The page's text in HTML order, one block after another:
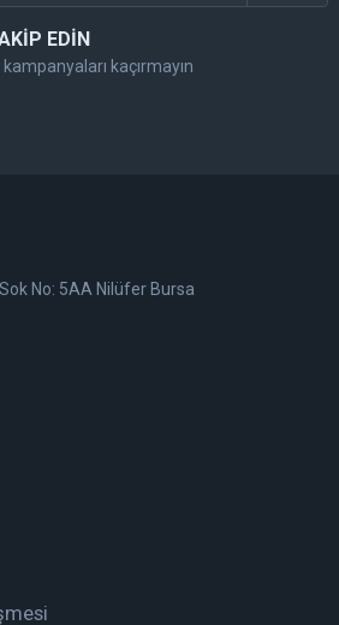
EDİN
kaçırmayın
No: 5AA Nilüfer Bursa